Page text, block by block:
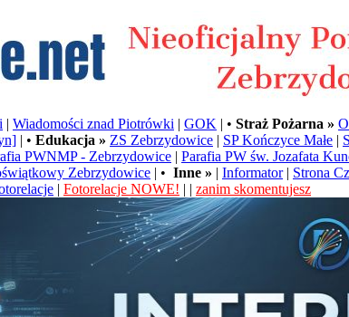
| Wiadomości znad Piotrówki | GOK | • Straż Pożarna »
| • Edukacja » ZS Zebrzydowice | SP Kończyce Małe |
PWNMP - Zebrzydowice | Parafia PW św. Jozafata
Zebrzydowice | • Inne » | Informator| Strona
| Fotorelacje NOWE! | | zanim skomentujesz